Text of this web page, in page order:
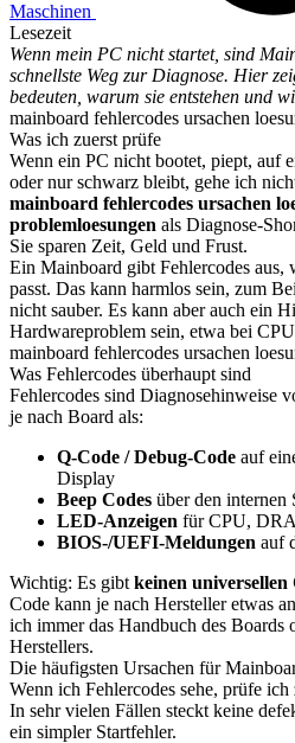
Maschinen
Lesezeit
Wenn mein PC nicht startet, sind
schnellste Weg zur Diagnose. Hier
bedeuten, warum sie entstehen und
mainboard fehlercodes ursachen
Was ich zuerst prüfe
Wenn ein PC nicht bootet, piept, auf
oder nur schwarz bleibt, gehe ich
mainboard fehlercodes ursachen
problemloesungen als Diagnose-
Sie sparen Zeit, Geld und Frust.
Ein Mainboard gibt Fehlercodes aus,
passt. Das kann harmlos sein, zum
nicht sauber. Es kann aber auch ein
Hardwareproblem sein, etwa bei
mainboard fehlercodes ursachen
Was Fehlercodes überhaupt sind
Fehlercodes sind Diagnosehinweise
je nach Board als:
Q-Code / Debug-Code auf
Display
Beep Codes über den internen
LED-Anzeigen für CPU,
BIOS-/UEFI-Meldungen auf
Wichtig: Es gibt keinen universellen
Code kann je nach Hersteller etwas
ich immer das Handbuch des Boards
Herstellers.
Die häufigsten Ursachen für
Wenn ich Fehlercodes sehe, prüfe
In sehr vielen Fällen steckt keine
ein simpler Startfehler.